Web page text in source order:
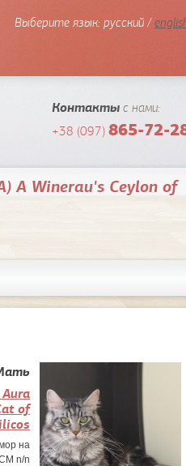
Выберите язык: русский /
Контакты с нами:
+38 (097) 865-72-
A Winerau's Ceylon of
Aura
of
на
n/n